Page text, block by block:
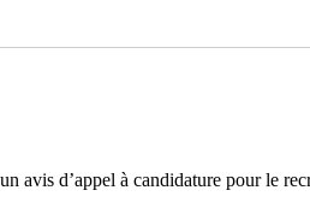
d’appel à candidature pour le